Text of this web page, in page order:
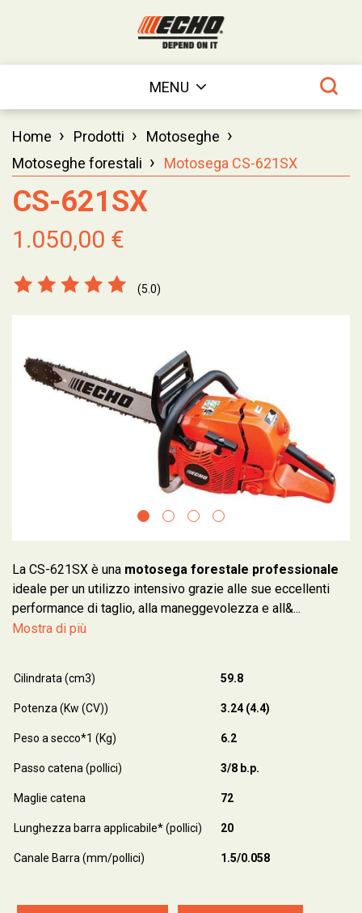
MENU
Home › Prodotti › Motoseghe ›
Motoseghe forestali › Motosega CS-621SX
CS-621SX
1.050,00 €
(5.0)
La CS-621SX è una motosega forestale professionale
ideale per un utilizzo intensivo grazie alle sue eccellenti
performance di taglio, alla maneggevolezza e all&...
Mostra di più
Cilindrata (cm3) 59.8
Potenza (Kw (CV)) 3.24 (4.4)
Peso a secco*1 (Kg) 6.2
Passo catena (pollici) 3/8 b.p.
Maglie catena 72
Lunghezza barra applicabile* (pollici) 20
Canale Barra (mm/pollici) 1.5/0.058